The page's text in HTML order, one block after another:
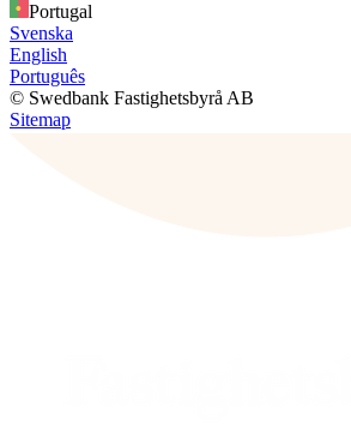
Portugal
Svenska
English
Português
© Swedbank Fastighetsbyrå AB
Sitemap